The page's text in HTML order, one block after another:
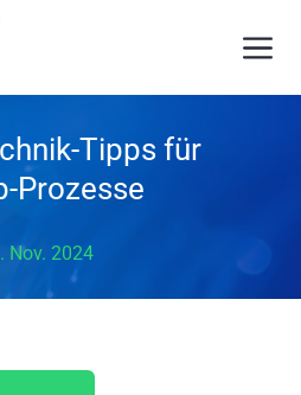
Tipps für
Prozesse
Nov. 2024